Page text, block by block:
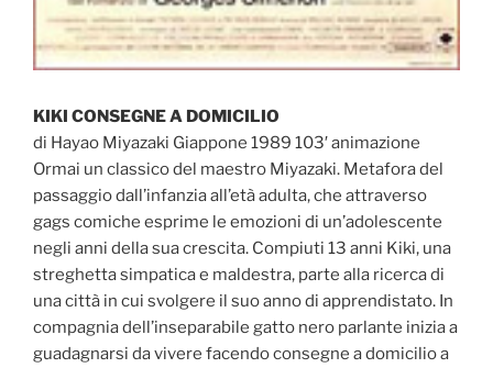
KIKI CONSEGNE A DOMICILIO
di Hayao Miyazaki Giappone 1989 103′ animazione
Ormai un classico del maestro Miyazaki. Metafora del
passaggio dall’infanzia all’età adulta, che attraverso
gags comiche esprime le emozioni di un’adolescente
negli anni della sua crescita. Compiuti 13 anni Kiki, una
streghetta simpatica e maldestra, parte alla ricerca di
una città in cui svolgere il suo anno di apprendistato. In
compagnia dell’inseparabile gatto nero parlante inizia a
guadagnarsi da vivere facendo consegne a domicilio a